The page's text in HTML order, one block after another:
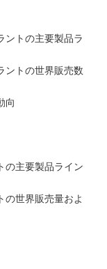
ントの主要製品ラ
ントの世界販売数
向
の主要製品ライン
の世界販売量およ